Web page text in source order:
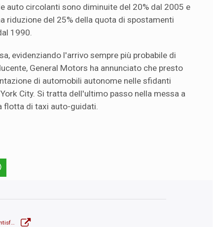
auto circolanti sono diminuite del 20% dal 2005 e
riduzione del 25% della quota di spostamenti
1990.
evidenziando l'arrivo sempre più probabile di
General Motors ha annunciato che presto
di automobili autonome nelle sfidanti
City. Si tratta dell'ultimo passo nella messa a
flotta di taxi auto-guidati.
www.theguardian.com/commentisfree/2017/oct/23/owning-car-thing-of-the-past-cities-utopian-vision